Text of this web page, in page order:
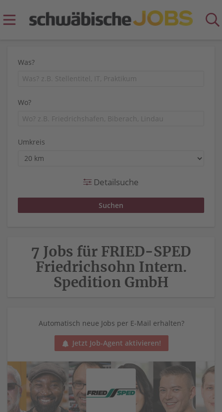
Was?
Wo?
Umkreis
Detailsuche
7 Jobs für FRIED-SPED
Friedrichsohn Intern.
Spedition GmbH
Automatisch neue Jobs per E-Mail erhalten?
Jetzt Job-Agent aktivieren!